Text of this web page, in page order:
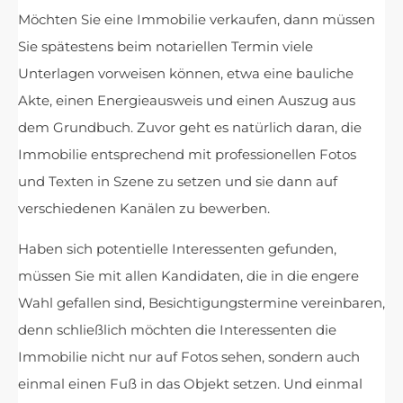
Möchten Sie eine Immobilie verkaufen, dann müssen
Sie spätestens beim notariellen Termin viele
Unterlagen vorweisen können, etwa eine bauliche
Akte, einen Energieausweis und einen Auszug aus
dem Grundbuch. Zuvor geht es natürlich daran, die
Immobilie entsprechend mit professionellen Fotos
und Texten in Szene zu setzen und sie dann auf
verschiedenen Kanälen zu bewerben.
Haben sich potentielle Interessenten gefunden,
müssen Sie mit allen Kandidaten, die in die engere
Wahl gefallen sind, Besichtigungstermine vereinbaren,
denn schließlich möchten die Interessenten die
Immobilie nicht nur auf Fotos sehen, sondern auch
einmal einen Fuß in das Objekt setzen. Und einmal